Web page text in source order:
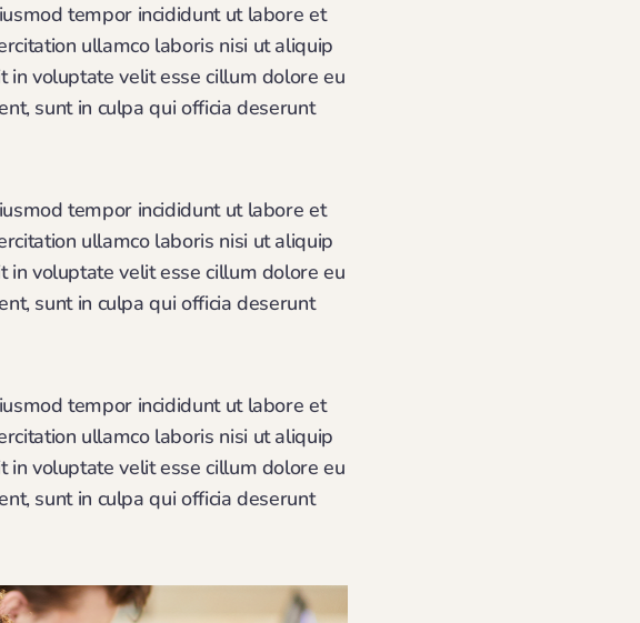
tempor incididunt ut labore et
ullamco laboris nisi ut aliquip
in voluptate velit esse cillum dolore eu
sunt in culpa qui officia deserunt
tempor incididunt ut labore et
ullamco laboris nisi ut aliquip
in voluptate velit esse cillum dolore eu
sunt in culpa qui officia deserunt
tempor incididunt ut labore et
ullamco laboris nisi ut aliquip
in voluptate velit esse cillum dolore eu
sunt in culpa qui officia deserunt